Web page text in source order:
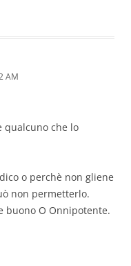
AM
qualcuno che lo
o perchè non gliene
non permetterlo.
buono O Onnipotente.